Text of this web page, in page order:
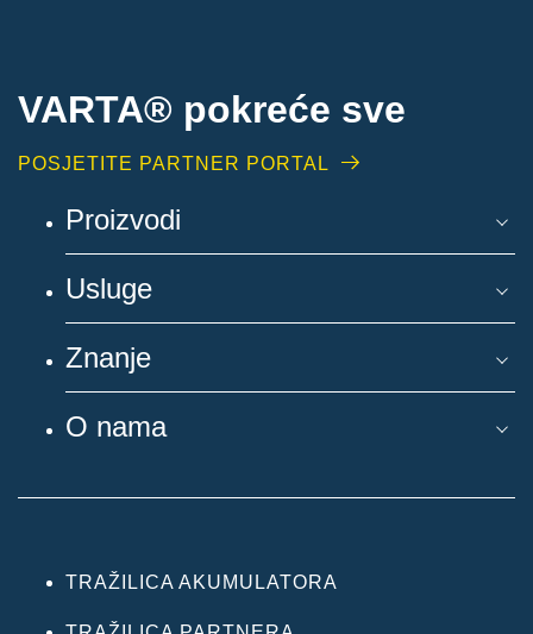
VARTA® pokreće sve
POSJETITE PARTNER PORTAL
Proizvodi
Usluge
Znanje
O nama
TRAŽILICA AKUMULATORA